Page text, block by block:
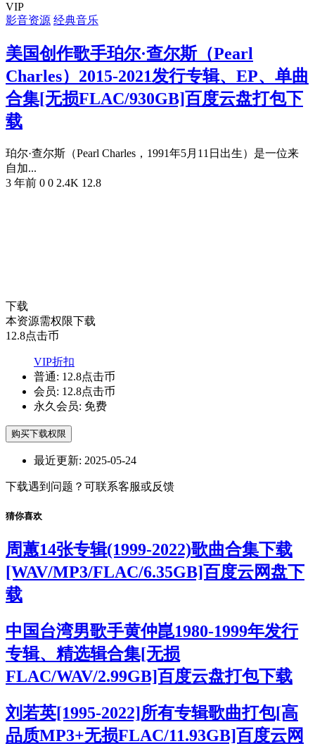
VIP
影音资源 经典音乐
美国创作歌手珀尔·查尔斯（Pearl
Charles）2015-2021发行专辑、EP、单曲
合集[无损FLAC/930GB]百度云盘打包下
载
珀尔·查尔斯（Pearl Charles，1991年5月11日出生）是一位来
自加...
3 年前 0 0 2.4K 12.8
下载
本资源需权限下载
12.8点击币
VIP折扣
普通: 12.8点击币
会员: 12.8点击币
永久会员: 免费
购买下载权限
最近更新: 2025-05-24
下载遇到问题？可联系客服或反馈
猜你喜欢
周蕙14张专辑(1999-2022)歌曲合集下载
[WAV/MP3/FLAC/6.35GB]百度云网盘下
载
中国台湾男歌手黄仲崑1980-1999年发行
专辑、精选辑合集[无损
FLAC/WAV/2.99GB]百度云盘打包下载
刘若英[1995-2022]所有专辑歌曲打包[高
品质MP3+无损FLAC/11.93GB]百度云网